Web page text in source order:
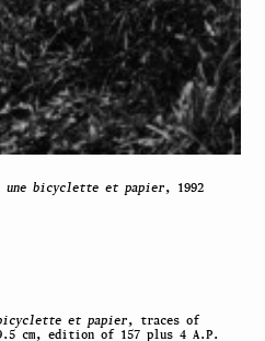
une bicyclette et papier, 1992
et papier, traces of
cm, edition of 157 plus 4 A.P.